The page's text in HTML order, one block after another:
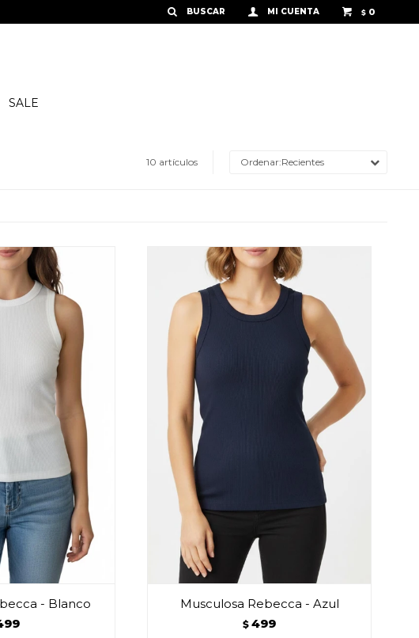
SALE
$ 0
10 artículos Recientes
- Blanco Musculosa Rebecca - Azul
$ 499